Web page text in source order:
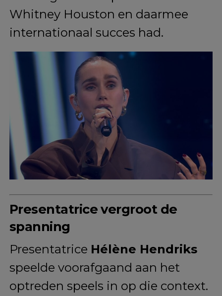
Whitney Houston en daarmee
internationaal succes had.
Presentatrice vergroot de
spanning
Presentatrice Hélène Hendriks
speelde voorafgaand aan het
optreden speels in op die context.